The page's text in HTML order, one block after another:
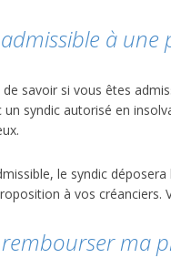
admissible à
savoir si vous êtes
un syndic autorisé en
le syndic
à vos créanciers.
rembourser ma